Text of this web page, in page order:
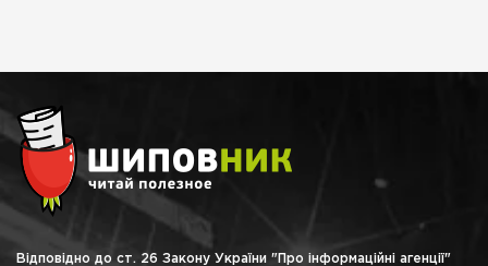
Відповідно до ст. 26 Закону України "Про інформаційні агенції"